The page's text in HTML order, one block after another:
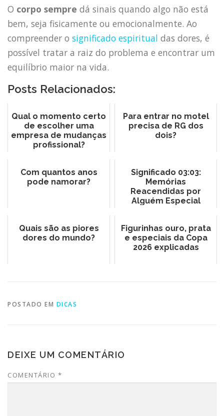
O corpo sempre dá sinais quando algo não está
bem, seja fisicamente ou emocionalmente. Ao
compreender o significado espiritual das dores, é
possível tratar a raiz do problema e encontrar um
equilíbrio maior na vida.
Posts Relacionados:
Qual o momento certo
de escolher uma
empresa de mudanças
profissional?
Para entrar no motel
precisa de RG dos
dois?
Com quantos anos
pode namorar?
Significado 03:03:
Memórias
Reacendidas por
Alguém Especial
Quais são as piores
dores do mundo?
Figurinhas ouro, prata
e especiais da Copa
2026 explicadas
POSTADO EM DICAS
DEIXE UM COMENTÁRIO
COMENTÁRIO *